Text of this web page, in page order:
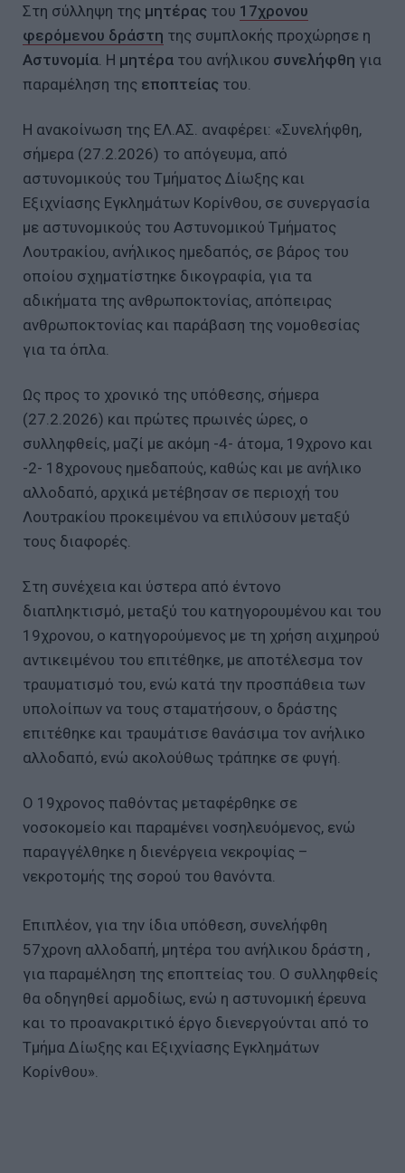
Στη σύλληψη της μητέρας του 17χρονου
φερόμενου δράστη της συμπλοκής προχώρησε η
Αστυνομία . Η μητέρα του ανήλικου συνελήφθη για
παραμέληση της εποπτείας του.
Η ανακοίνωση της ΕΛ.ΑΣ. αναφέρει: «Συνελήφθη,
σήμερα (27.2.2026) το απόγευμα, από
αστυνομικούς του Τμήματος Δίωξης και
Εξιχνίασης Εγκλημάτων Κορίνθου, σε συνεργασία
με αστυνομικούς του Αστυνομικού Τμήματος
Λουτρακίου, ανήλικος ημεδαπός, σε βάρος του
οποίου σχηματίστηκε δικογραφία, για τα
αδικήματα της ανθρωποκτονίας, απόπειρας
ανθρωποκτονίας και παράβαση της νομοθεσίας
για τα όπλα.
Ως προς το χρονικό της υπόθεσης, σήμερα
(27.2.2026) και πρώτες πρωινές ώρες, ο
συλληφθείς, μαζί με ακόμη -4- άτομα, 19χρονο και
-2- 18χρονους ημεδαπούς, καθώς και με ανήλικο
αλλοδαπό, αρχικά μετέβησαν σε περιοχή του
Λουτρακίου προκειμένου να επιλύσουν μεταξύ
τους διαφορές.
Στη συνέχεια και ύστερα από έντονο
διαπληκτισμό, μεταξύ του κατηγορουμένου και του
19χρονου, ο κατηγορούμενος με τη χρήση αιχμηρού
αντικειμένου του επιτέθηκε, με αποτέλεσμα τον
τραυματισμό του, ενώ κατά την προσπάθεια των
υπολοίπων να τους σταματήσουν, ο δράστης
επιτέθηκε και τραυμάτισε θανάσιμα τον ανήλικο
αλλοδαπό, ενώ ακολούθως τράπηκε σε φυγή.
Ο 19χρονος παθόντας μεταφέρθηκε σε
νοσοκομείο και παραμένει νοσηλευόμενος, ενώ
παραγγέλθηκε η διενέργεια νεκροψίας –
νεκροτομής της σορού του θανόντα.
Επιπλέον, για την ίδια υπόθεση, συνελήφθη
57χρονη αλλοδαπή, μητέρα του ανήλικου δράστη ,
για παραμέληση της εποπτείας του. Ο συλληφθείς
θα οδηγηθεί αρμοδίως, ενώ η αστυνομική έρευνα
και το προανακριτικό έργο διενεργούνται από το
Τμήμα Δίωξης και Εξιχνίασης Εγκλημάτων
Κορίνθου».